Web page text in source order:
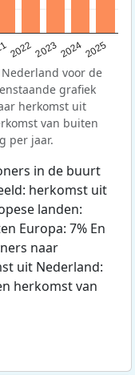
2022202320242025
voor de
grafiek
herkomst uit
van buiten
per jaar.
in de buurt
herkomst uit
landen:
Europa: 7% En
naar
uit Nederland:
herkomst van